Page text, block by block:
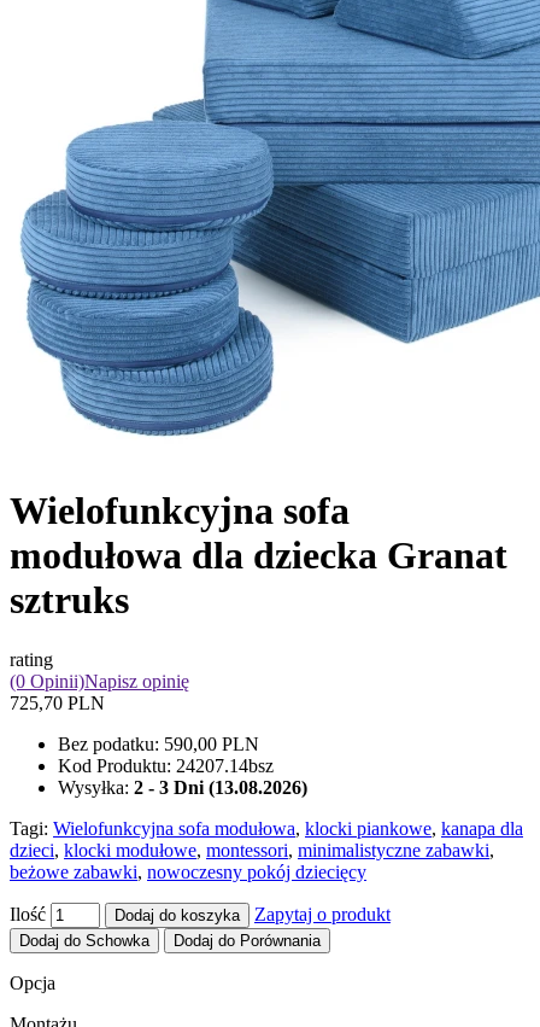
Wielofunkcyjna sofa
modułowa dla dziecka Granat
sztruks
rating
(0 Opinii)Napisz opinię
725,70 PLN
Bez podatku: 590,00 PLN
Kod Produktu: 24207.14bsz
Wysyłka: 2 - 3 Dni (13.08.2026)
Tagi: Wielofunkcyjna sofa modułowa, klocki piankowe, kanapa dla
dzieci, klocki modułowe, montessori, minimalistyczne zabawki,
beżowe zabawki, nowoczesny pokój dziecięcy
Ilość Dodaj do koszyka Zapytaj o produkt
Dodaj do Schowka Dodaj do Porównania
Opcja